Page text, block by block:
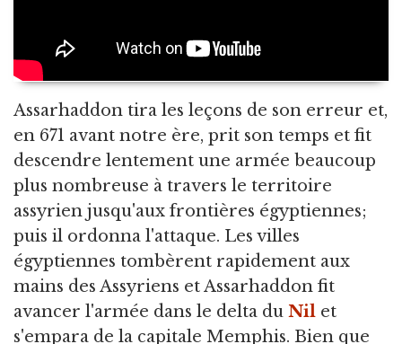
Assarhaddon tira les leçons de son erreur et,
en 671 avant notre ère, prit son temps et fit
descendre lentement une armée beaucoup
plus nombreuse à travers le territoire
assyrien jusqu'aux frontières égyptiennes;
puis il ordonna l'attaque. Les villes
égyptiennes tombèrent rapidement aux
mains des Assyriens et Assarhaddon fit
avancer l'armée dans le delta du Nil et
s'empara de la capitale Memphis. Bien que